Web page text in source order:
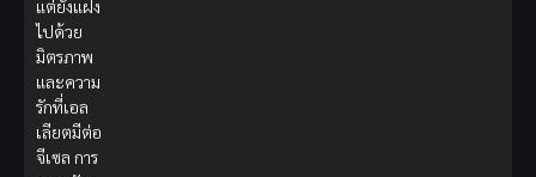
แต่ยังแฝง
ไปด้วย
มิตรภาพ
และความ
รักที่เอล
เลียตมีต่อ
จีเซล การ